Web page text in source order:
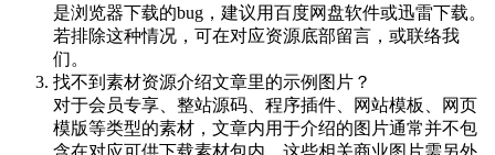
是浏览器下载的bug，建议用百度网盘软件或迅雷下载。
若排除这种情况，可在对应资源底部留言，或联络我
们。
找不到素材资源介绍文章里的示例图片？
对于会员专享、整站源码、程序插件、网站模板、网页
模版等类型的素材，文章内用于介绍的图片通常并不包
含在对应可供下载素材包内。这些相关商业图片需另外